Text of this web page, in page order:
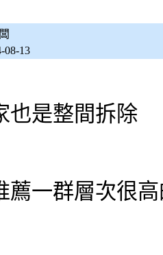
08-13
也是整間拆除
薦一群層次很